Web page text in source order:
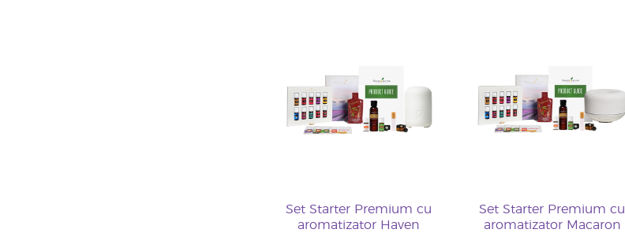
Set Starter Premium cu
aromatizator Haven
Set Starter Premium cu
aromatizator Macaron